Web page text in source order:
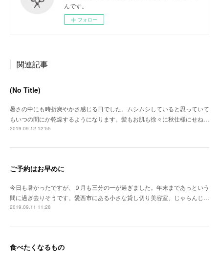
んです。
フォロー
関連記事
(No Title)
暑さの中にも時折爽やかさ感じる日でした。ムシムシしていると思っていて
もいつの間にか乾燥するようになります。髪もお肌も徐々に秋仕様にせね…
2019.09.12 12:55
ご予約はお早めに
今日も暑かったですが、９月も三分の一が過ぎました。年末まであっという
間に過ぎ去りそうです。愛西市にある小さな貸し切り美容室、じゃらんじ…
2019.09.11 11:28
食べたくなるもの